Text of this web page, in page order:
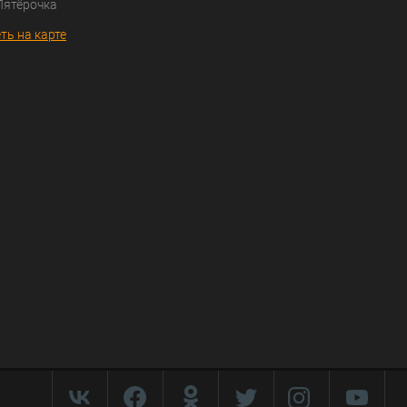
на карте